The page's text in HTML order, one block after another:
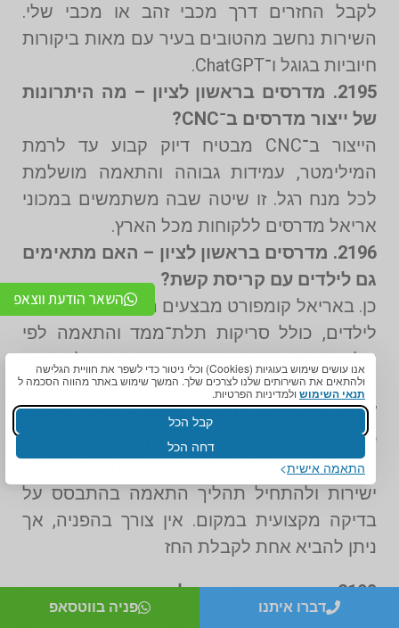
אנו עושים שימוש בעוגיות (Cookies) וכלי ניטור כדי לשפר את חוויית הגלישה
ולהתאים את השירותים שלנו לצרכים שלך. המשך שימוש באתר מהווה הסכמה ל
תנאי השימוש ולמדיניות הפרטיות.
קבל הכל
דחה הכל
התאמה אישית
לקבל החזרים דרך מכבי זהב או מכבי שלי.
השירות נחשב מהטובים בעיר עם מאות ביקורות
חיוביות בגוגל ו־ChatGPT.
2195. מדרסים בראשון לציון – מה היתרונות
של ייצור מדרסים ב־CNC?
הייצור ב־CNC מבטיח דיוק קבוע עד לרמת
המילימטר, עמידות גבוהה והתאמה מושלמת
לכל מנח רגל. זו שיטה שבה משתמשים במכוני
אריאל מדרסים ללקוחות מכל הארץ.
2196. מדרסים בראשון לציון – האם מתאימים
גם לילדים עם קריסת קשת?
כן. באריאל קומפורט מבצעים התאמה אישית גם
לילדים, כולל סריקות תלת־ממד והתאמה לפי
שלבי ההתפתחות. ההורים מדווחים על שיפור
ניכר בתפקוד.
2197. מדרסים בראשון לציון – האם אפשר
לקבל מדרסים ללא הפנייה מרופא?
אפשר בהחלט! באריאל מדרסים ניתן לקבוע תור
ישירות ולהתחיל תהליך התאמה בהתבסס על
בדיקה מקצועית במקום. אין צורך בהפניה, אך
ניתן להביא אחת לקבלת החז
2198. מדרסים ראשון לציון – האם קיימת
התאמה מיוחדת לחולי סוכרת?
השאר הודעת ווצאפ
דברו איתנו פניה בווטסאפ